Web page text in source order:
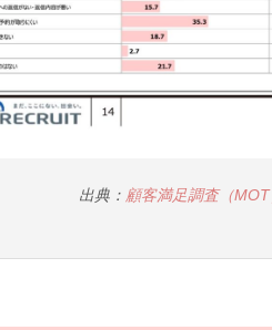
出典： 顧客満足調査（